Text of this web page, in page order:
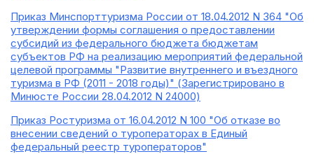
Приказ Минспорттуризма России от 18.04.2012 N 364 "Об
утверждении формы соглашения о предоставлении
субсидий из федерального бюджета бюджетам
субъектов РФ на реализацию мероприятий федеральной
целевой программы "Развитие внутреннего и въездного
туризма в РФ (2011 - 2018 годы)" (Зарегистрировано в
Минюсте России 28.04.2012 N 24000)
Приказ Ростуризма от 16.04.2012 N 100 "Об отказе во
внесении сведений о туроператорах в Единый
федеральный реестр туроператоров"